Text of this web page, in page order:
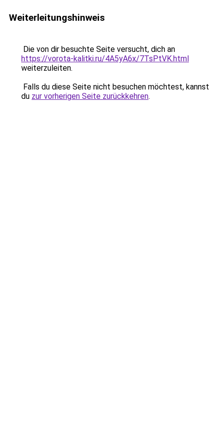
Weiterleitungshinweis
Die von dir besuchte Seite versucht, dich an
https://vorota-kalitki.ru/4A5yA6x/7TsPtVK.html
weiterzuleiten.
Falls du diese Seite nicht besuchen möchtest, kannst
du zur vorherigen Seite zurückkehren.